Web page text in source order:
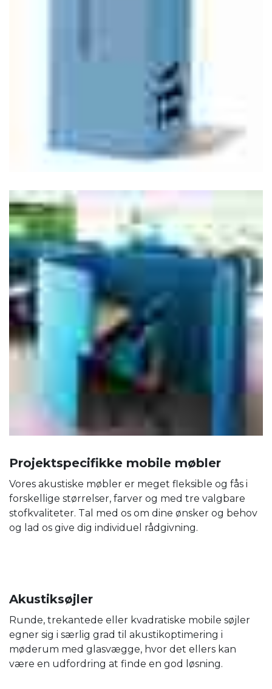
Projektspecifikke mobile møbler
Vores akustiske møbler er meget fleksible og fås i
forskellige størrelser, farver og med tre valgbare
stofkvaliteter. Tal med os om dine ønsker og behov
og lad os give dig individuel rådgivning.
Akustiksøjler
Runde, trekantede eller kvadratiske mobile søjler
egner sig i særlig grad til akustikoptimering i
møderum med glasvægge, hvor det ellers kan
være en udfordring at finde en god løsning.